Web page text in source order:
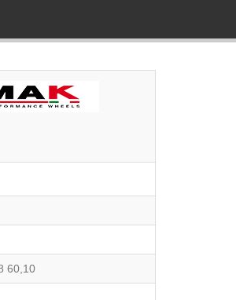
60,10